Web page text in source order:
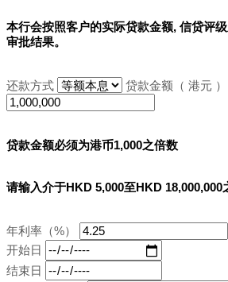
本行会按照客户的实际贷款金额, 信贷评
审批结果。
还款方式 贷款金额（ 港元 ）
贷款金额必须为港币1,000之倍数
请输入介于HKD 5,000至HKD 18,000,000
年利率（%）
开始日
结束日